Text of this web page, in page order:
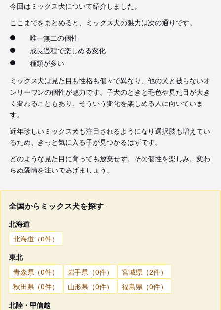
今回はミックス犬について紹介しました。
ここまでをまとめると、ミックス犬の魅力は次の通りです。
唯一無二の個性
成長過程で楽しめる変化
種類が多い
ミックス犬は見た目も性格も個々で異なり、他の犬と被らないオ
ンリーワンの個性が魅力です。子犬のときと毛色や見た目が大き
く変わることもあり、そういう変化を楽しめる人に向いていま
す。
近年珍しいミックス犬も注目されるようになり選択肢も増えてい
るため、きっと気に入る子が見つかるはずです。
どのような見た目に育っても放棄せず、その個性を楽しみ、変わ
らぬ愛情を注いであげましょう。
全国からミックス犬を探す
北海道
北海道（0件）
東北
青森県（0件）
岩手県（0件）
宮城県（2件）
秋田県（0件）
山形県（0件）
福島県（0件）
北陸・甲信越